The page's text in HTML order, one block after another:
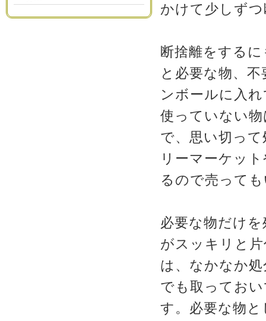
かけて少しず
断捨離をする
と必要な物、
ンボールに入
使っていない
で、思い切っ
リーマーケッ
るので売って
必要な物だけ
がスッキリと
は、なかなか
でも取ってお
す。必要な物